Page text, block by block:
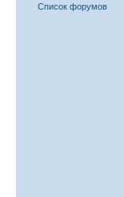
Список форумов